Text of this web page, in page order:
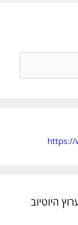
https://
היוטיוב